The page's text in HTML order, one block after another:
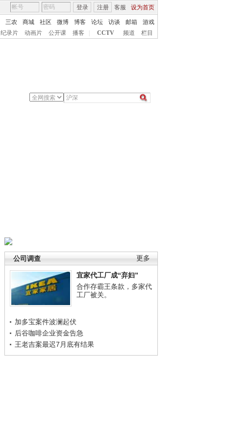
客服 设为首页
登录 注册
三农 商城 社区 微博 博客 论坛 访谈 邮箱
游戏
纪录片 动画片 公开课 播客 CCTV 频道 栏目
更多
公司调查
宜家代工厂成“弃妇”
合作存霸王条款，多家代
工厂被关。
加多宝案件波澜起伏
后谷咖啡企业资金告急
王老吉案最迟7月底有结果